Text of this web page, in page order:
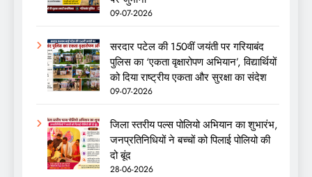
09-07-2026
सरदार पटेल की 150वीं जयंती पर गरियाबंद
पुलिस का ‘एकता वृक्षारोपण अभियान’, विद्यार्थियों
को दिया राष्ट्रीय एकता और सुरक्षा का संदेश
09-07-2026
जिला स्तरीय पल्स पोलियो अभियान का शुभारंभ,
जनप्रतिनिधियों ने बच्चों को पिलाई पोलियो की
दो बूंद
28-06-2026